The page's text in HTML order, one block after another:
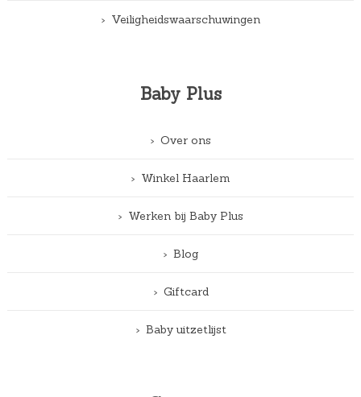
Veiligheidswaarschuwingen
Baby Plus
Over ons
Winkel Haarlem
Werken bij Baby Plus
Blog
Giftcard
Baby uitzetlijst